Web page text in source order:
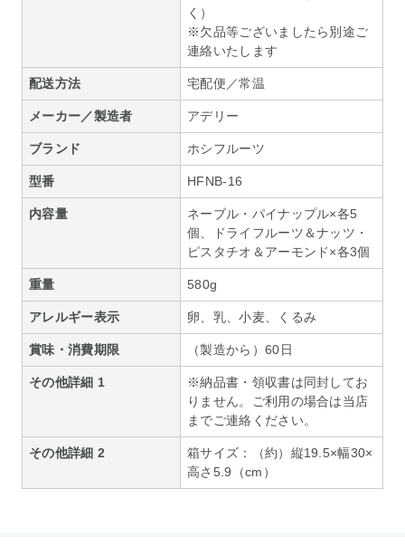
く）
※欠品等ございましたら別途ご
連絡いたします
配送方法 宅配便／常温
メーカー／製造者 アデリー
ブランド ホシフルーツ
型番 HFNB-16
内容量
ネーブル・パイナップル×各5
個、ドライフルーツ＆ナッツ・
ピスタチオ＆アーモンド×各3個
重量 580g
アレルギー表示 卵、乳、小麦、くるみ
賞味・消費期限 （製造から）60日
その他詳細 1
※納品書・領収書は同封してお
りません。ご利用の場合は当店
までご連絡ください。
その他詳細 2
箱サイズ：（約）縦19.5×幅30×
高さ5.9（cm）